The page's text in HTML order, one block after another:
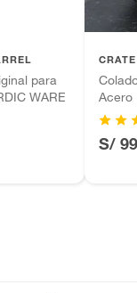
para
WARE
Acero
S/